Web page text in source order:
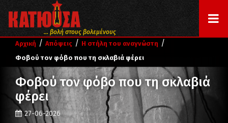
... βολή στους βολεμένους
Αρχική / Απόψεις / Η στήλη του αναγνώστη /
Φοβού τον φόβο που τη σκλαβιά φέρει
Φοβού τον φόβο που τη σκλαβιά
φέρει
27-06-2026